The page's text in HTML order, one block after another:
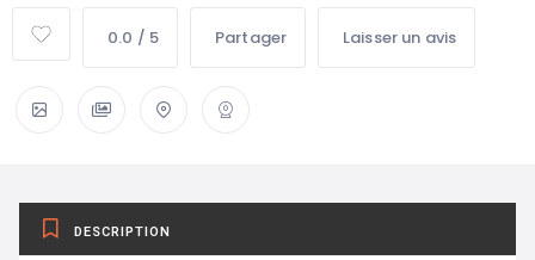
0.0 / 5 Partager Laisser un avis
DESCRIPTION